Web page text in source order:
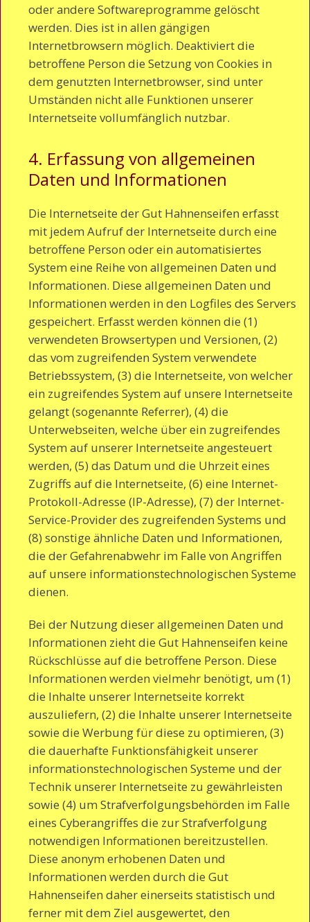
oder andere Softwareprogramme gelöscht
werden. Dies ist in allen gängigen
Internetbrowsern möglich. Deaktiviert die
betroffene Person die Setzung von Cookies in
dem genutzten Internetbrowser, sind unter
Umständen nicht alle Funktionen unserer
Internetseite vollumfänglich nutzbar.
4. Erfassung von allgemeinen
Daten und Informationen
Die Internetseite der Gut Hahnenseifen erfasst
mit jedem Aufruf der Internetseite durch eine
betroffene Person oder ein automatisiertes
System eine Reihe von allgemeinen Daten und
Informationen. Diese allgemeinen Daten und
Informationen werden in den Logfiles des Servers
gespeichert. Erfasst werden können die (1)
verwendeten Browsertypen und Versionen, (2)
das vom zugreifenden System verwendete
Betriebssystem, (3) die Internetseite, von welcher
ein zugreifendes System auf unsere Internetseite
gelangt (sogenannte Referrer), (4) die
Unterwebseiten, welche über ein zugreifendes
System auf unserer Internetseite angesteuert
werden, (5) das Datum und die Uhrzeit eines
Zugriffs auf die Internetseite, (6) eine Internet-
Protokoll-Adresse (IP-Adresse), (7) der Internet-
Service-Provider des zugreifenden Systems und
(8) sonstige ähnliche Daten und Informationen,
die der Gefahrenabwehr im Falle von Angriffen
auf unsere informationstechnologischen Systeme
dienen.
Bei der Nutzung dieser allgemeinen Daten und
Informationen zieht die Gut Hahnenseifen keine
Rückschlüsse auf die betroffene Person. Diese
Informationen werden vielmehr benötigt, um (1)
die Inhalte unserer Internetseite korrekt
auszuliefern, (2) die Inhalte unserer Internetseite
sowie die Werbung für diese zu optimieren, (3)
die dauerhafte Funktionsfähigkeit unserer
informationstechnologischen Systeme und der
Technik unserer Internetseite zu gewährleisten
sowie (4) um Strafverfolgungsbehörden im Falle
eines Cyberangriffes die zur Strafverfolgung
notwendigen Informationen bereitzustellen.
Diese anonym erhobenen Daten und
Informationen werden durch die Gut
Hahnenseifen daher einerseits statistisch und
ferner mit dem Ziel ausgewertet, den